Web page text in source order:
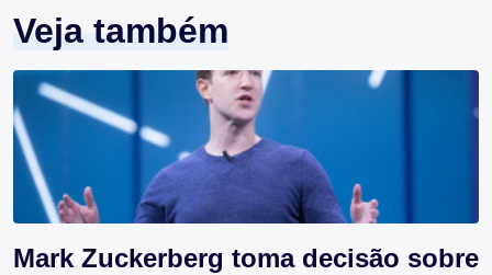
Veja também
Mark Zuckerberg toma decisão sobre